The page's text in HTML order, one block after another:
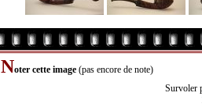
Noter cette image (pas encore de note)
Survoler